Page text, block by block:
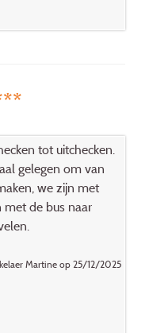
tot uitchecken.
gelegen om van
we zijn met
met de bus naar
Martine op 25/12/2025